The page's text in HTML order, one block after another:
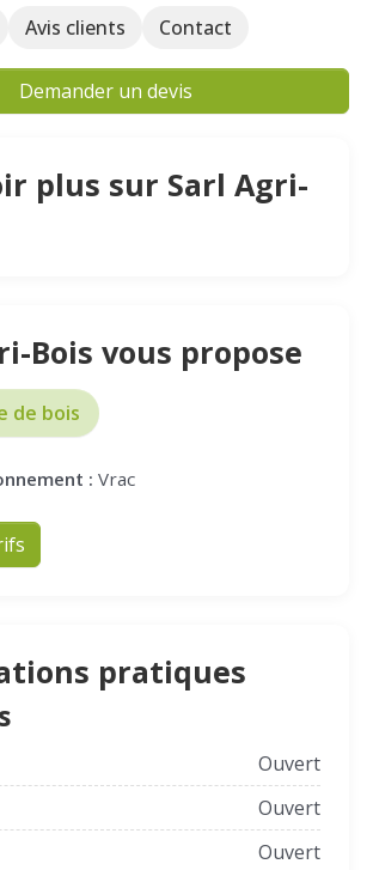
Avis clients Contact
Demander un devis
plus sur Sarl Agri-
Bois vous propose
de bois
: Vrac
pratiques
Ouvert
Ouvert
Ouvert